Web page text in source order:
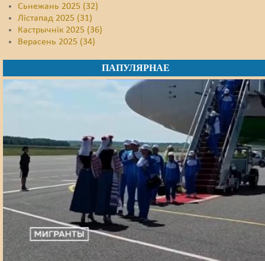
Сьнежань 2025 (32)
Лістапад 2025 (31)
Кастрычнік 2025 (36)
Верасень 2025 (34)
ПАПУЛЯРНАЕ